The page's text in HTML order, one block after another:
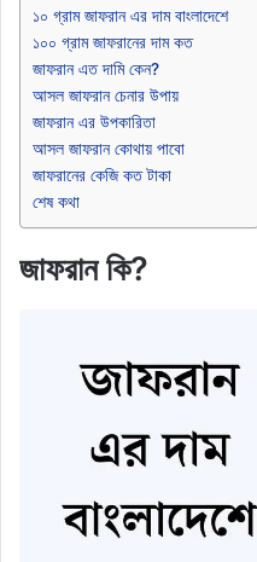
১০ গ্রাম জাফরান এর দাম বাংলাদেশে
১০০ গ্রাম জাফরানের দাম কত
জাফরান এত দামি কেন?
আসল জাফরান চেনার উপায়
জাফরান এর উপকারিতা
আসল জাফরান কোথায় পাবো
জাফরানের কেজি কত টাকা
শেষ কথা
জাফরান কি?